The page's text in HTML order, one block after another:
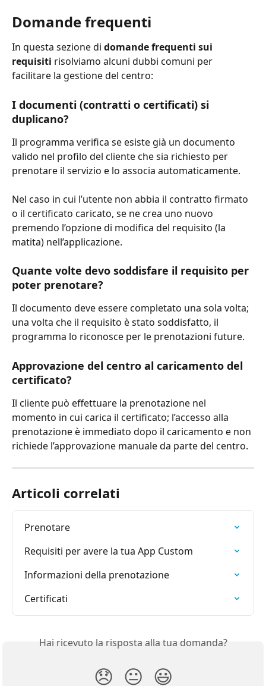
Domande frequenti
In questa sezione di domande frequenti sui
requisiti risolviamo alcuni dubbi comuni per
facilitare la gestione del centro:
I documenti (contratti o certificati) si
duplicano?
Il programma verifica se esiste già un documento
valido nel profilo del cliente che sia richiesto per
prenotare il servizio e lo associa automaticamente.
Nel caso in cui l’utente non abbia il contratto firmato
o il certificato caricato, se ne crea uno nuovo
premendo l’opzione di modifica del requisito (la
matita) nell’applicazione.
Quante volte devo soddisfare il requisito per
poter prenotare?
Il documento deve essere completato una sola volta;
una volta che il requisito è stato soddisfatto, il
programma lo riconosce per le prenotazioni future.
Approvazione del centro al caricamento del
certificato?
Il cliente può effettuare la prenotazione nel
momento in cui carica il certificato; l’accesso alla
prenotazione è immediato dopo il caricamento e non
richiede l’approvazione manuale da parte del centro.
Articoli correlati
Prenotare
Requisiti per avere la tua App Custom
Informazioni della prenotazione
Certificati
Hai ricevuto la risposta alla tua domanda?
😞 😐 😃